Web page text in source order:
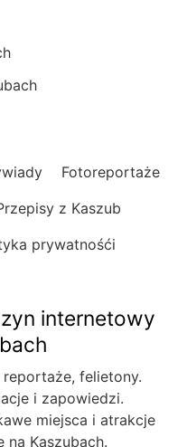
Fotoreportaże
z Kaszub
prywatnośći
internetowy
felietony.
i zapowiedzi.
miejsca i atrakcje
Kaszubach.